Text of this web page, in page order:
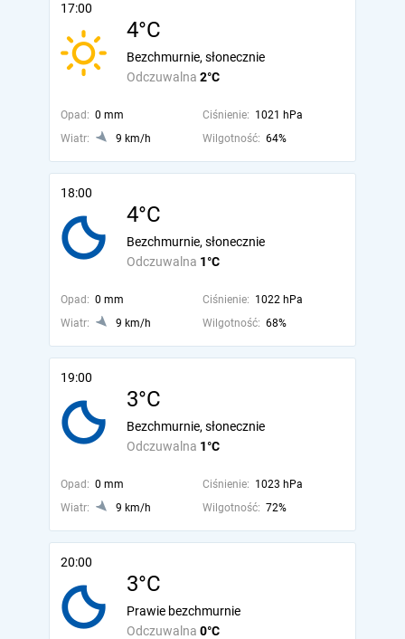
17:00
4°C
Odczuwalna 2°C
Bezchmurnie, słonecznie
Opad: 0 mm Ciśnienie: 1021 hPa
Wiatr:
9 km/h Wilgotność: 64%
18:00
4°C
Odczuwalna 1°C
Bezchmurnie, słonecznie
Opad: 0 mm Ciśnienie: 1022 hPa
Wiatr:
9 km/h Wilgotność: 68%
19:00
3°C
Odczuwalna 1°C
Bezchmurnie, słonecznie
Opad: 0 mm Ciśnienie: 1023 hPa
Wiatr:
9 km/h Wilgotność: 72%
20:00
3°C
Odczuwalna 0°C
Prawie bezchmurnie